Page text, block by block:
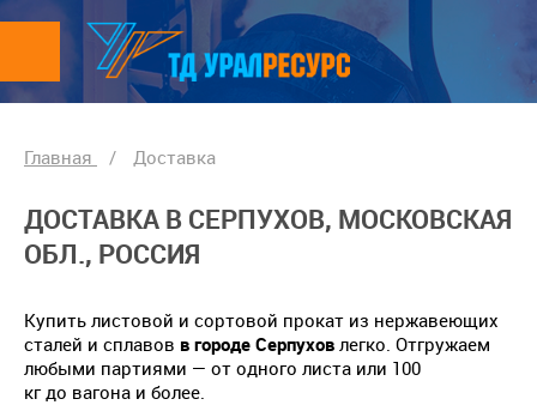
Главная / Доставка
ДОСТАВКА В СЕРПУХОВ, МОСКОВСКАЯ
ОБЛ., РОССИЯ
Купить листовой и сортовой прокат из нержавеющих
сталей и сплавов в городе Серпухов легко. Отгружаем
любыми партиями — от одного листа или 100
кг до вагона и более.